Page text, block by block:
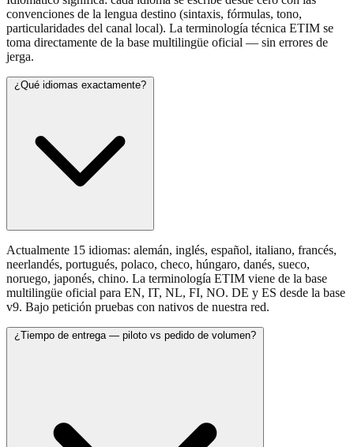
convenciones de la lengua destino (sintaxis, fórmulas, tono,
particularidades del canal local). La terminología técnica ETIM se
toma directamente de la base multilingüe oficial — sin errores de
jerga.
¿Qué idiomas exactamente?
Actualmente 15 idiomas: alemán, inglés, español, italiano, francés,
neerlandés, portugués, polaco, checo, húngaro, danés, sueco,
noruego, japonés, chino. La terminología ETIM viene de la base
multilingüe oficial para EN, IT, NL, FI, NO. DE y ES desde la base
v9. Bajo petición pruebas con nativos de nuestra red.
¿Tiempo de entrega — piloto vs pedido de volumen?